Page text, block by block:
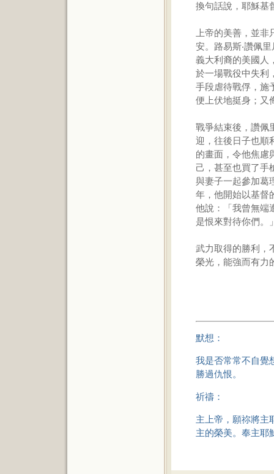
換句話說，耶穌基
上帝的美善，並
安。路易斯‧讚佩
義大利裔的美國人
於一場戰役中失利
手段虐待戰俘，施
便上伏地挺身；又
戰爭結束後，讚佩
迎，往後日子也順
的畫面，令他焦慮
己，甚至也買了手
與妻子一起參加葛
年，他開始以基督
他說：「我曾無
是恨來對待你們。
武力取得的勝利，
榮光，能強而有力
默想：
我是否常常不自覺
勝過仇恨。
祈禱：
主上帝，願祢將主
主的榮美。奉主耶